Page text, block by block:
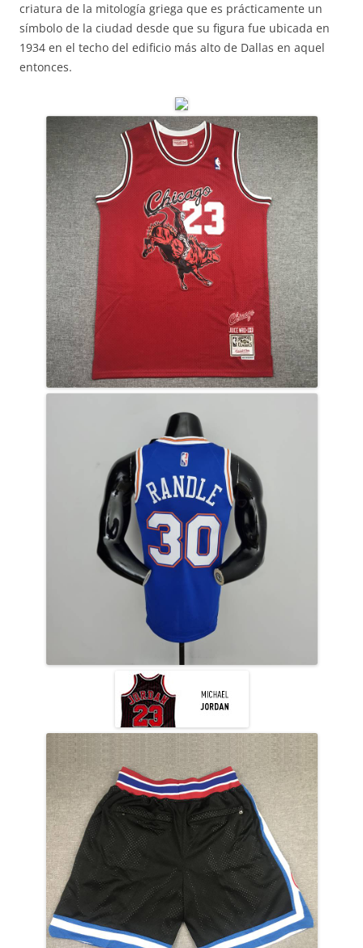
criatura de la mitología griega que es prácticamente un
símbolo de la ciudad desde que su figura fue ubicada en
1934 en el techo del edificio más alto de Dallas en aquel
entonces.